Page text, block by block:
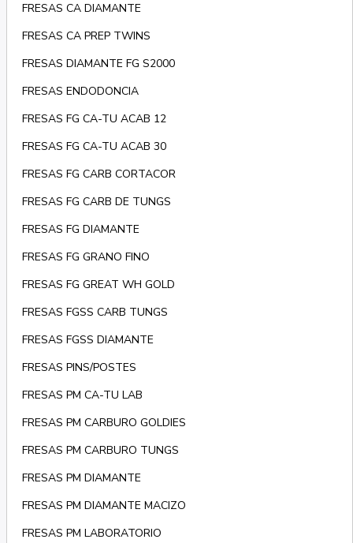
FRESAS CA DIAMANTE
FRESAS CA PREP TWINS
FRESAS DIAMANTE FG S2000
FRESAS ENDODONCIA
FRESAS FG CA-TU ACAB 12
FRESAS FG CA-TU ACAB 30
FRESAS FG CARB CORTACOR
FRESAS FG CARB DE TUNGS
FRESAS FG DIAMANTE
FRESAS FG GRANO FINO
FRESAS FG GREAT WH GOLD
FRESAS FGSS CARB TUNGS
FRESAS FGSS DIAMANTE
FRESAS PINS/POSTES
FRESAS PM CA-TU LAB
FRESAS PM CARBURO GOLDIES
FRESAS PM CARBURO TUNGS
FRESAS PM DIAMANTE
FRESAS PM DIAMANTE MACIZO
FRESAS PM LABORATORIO